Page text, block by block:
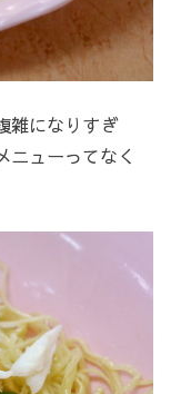
雑になりすぎ
ニューってなく